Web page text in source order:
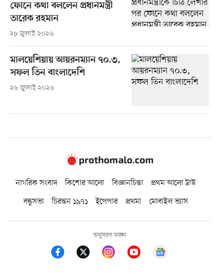
ফোনে কথা বললেন প্রধানমন্ত্রী
তারেক রহমান
২৮ জুলাই ২০২৬
মালয়েশিয়ায় আয়রনম্যান ৭০.৩,
সফল তিন বাংলাদেশি
২৬ জুলাই ২০২৬
নাগরিক সংবাদ কিশোর আলো বিজ্ঞানচিন্তা
প্রথম আলো ট্রাস্ট
বন্ধুসভা
চিরন্তন ১৯৭১ ইপেপার প্রথমা মোবাইল ভ্যাস
অনুসরণ করুন